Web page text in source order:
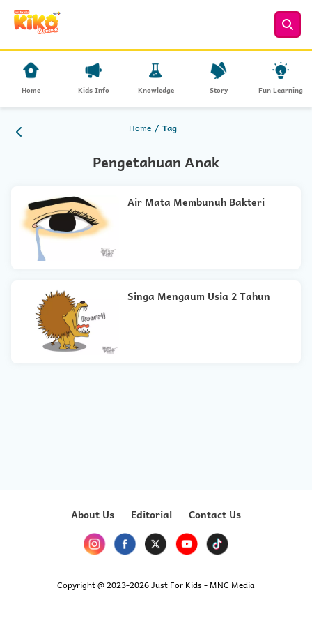
Home Kids Info Knowledge Story Fun Learning
Home Tag
Pengetahuan Anak
Air Mata Membunuh Bakteri
Singa Mengaum Usia 2 Tahun
About Us Editorial Contact Us
Copyright @ 2023-2026 Just For Kids - MNC Media